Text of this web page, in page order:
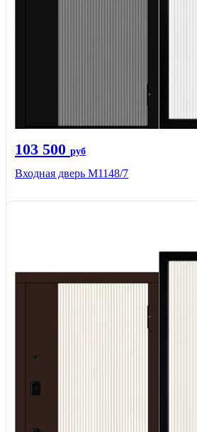
103 500 руб
Входная дверь М1148/7